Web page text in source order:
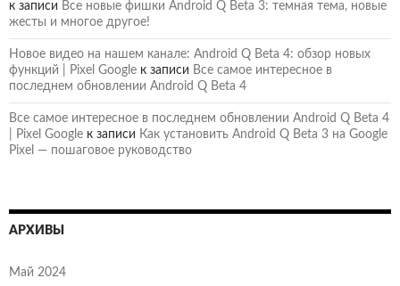
к записи Все новые фишки Android Q Beta 3: темная тема, новые
жесты и многое другое!
Новое видео на нашем канале: Android Q Beta 4: обзор новых
функций | Pixel Google к записи Все самое интересное в
последнем обновлении Android Q Beta 4
Все самое интересное в последнем обновлении Android Q Beta 4
| Pixel Google к записи Как установить Android Q Beta 3 на Google
Pixel — пошаговое руководство
АРХИВЫ
Май 2024